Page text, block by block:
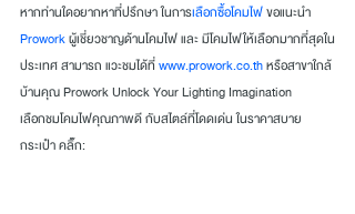
หากท่านใดอยากหาที่ปรึกษา ในการเลือกซื้อโคมไฟขอแนะนำ
Proworkผู้เชี่ยวชาญด้านโคมไฟ และ มีโคมไฟให้เลือกมากที่สุดใน
ประเทศ สามารถ แวะชมได้ที่www.prowork.co.thหรือสาขาใกล้
บ้านคุณ Prowork Unlock Your Lighting Imagination
เลือกชมโคมไฟคุณภาพดี กับสไตล์ที่โดดเด่น ในราคาสบาย
กระเป๋า คลิ๊ก: